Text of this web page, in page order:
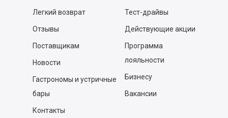
Легкий возврат
Отзывы
Поставщикам
Новости
Гастрономы и устричные
бары
Контакты
Тест-драйвы
Действующие акции
Программа
лояльности
Бизнесу
Вакансии